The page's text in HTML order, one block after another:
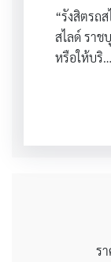
“รังสิตรถ
สไลด์ ราช
หรือให้บริ…
ร